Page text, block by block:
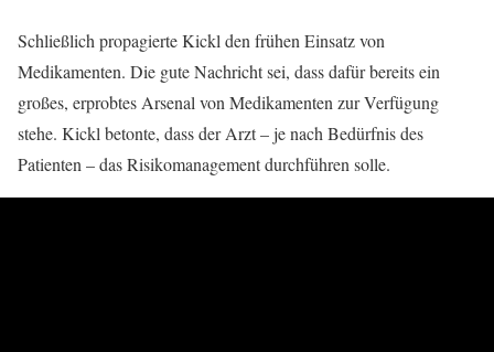
Schließlich propagierte Kickl den frühen Einsatz von
Medikamenten. Die gute Nachricht sei, dass dafür bereits ein
großes, erprobtes Arsenal von Medikamenten zur Verfügung
stehe. Kickl betonte, dass der Arzt – je nach Bedürfnis des
Patienten – das Risikomanagement durchführen solle.